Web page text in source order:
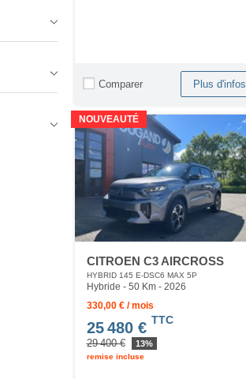
Comparer Plus d'infos
NOUVEAUTÉ
CITROEN C3 AIRCROSS
HYBRID 145 E-DSC6 MAX 5P
Hybride - 50 Km - 2026
330,00 € / mois
25 480 € TTC
29 400 € 13%
remise incluse